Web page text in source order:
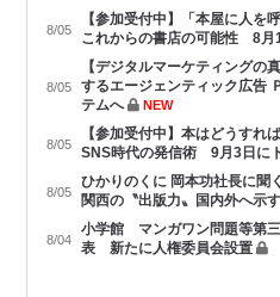
8/05
【参加受付中】「本屋に人を
これからの書店の可能性 8月
8/05
【デジタルマーケティング
するエージェンティック広告
テムへ
NEW
8/05
【参加受付中】本はどうす
SNS時代の発信術 9月3日に
8/05
ひかりのくに 岡本功社長に
関西の〝出版力〟国内外へ示す
8/04
小学館 マンガワン問題等第
表 新たに人権委員会設置